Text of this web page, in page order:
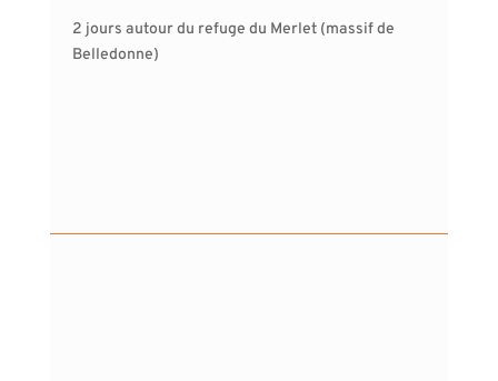
2 jours autour du refuge du Merlet (massif de
Belledonne)